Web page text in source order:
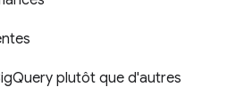
plutôt que d'autres